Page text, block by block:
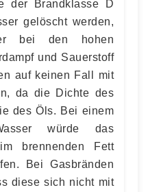
der Brandklasse D
gelöscht werden,
bei den hohen
und Sauerstoff
auf keinen Fall mit
da die Dichte des
des Öls. Bei einem
würde das
brennenden Fett
Bei Gasbränden
diese sich nicht mit